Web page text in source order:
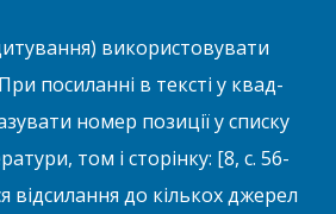
використовувати
посиланні в тексті у квад­
номер позиції у списку
том і сторінку: [8, с. 56-
відсилання до кількох джерел